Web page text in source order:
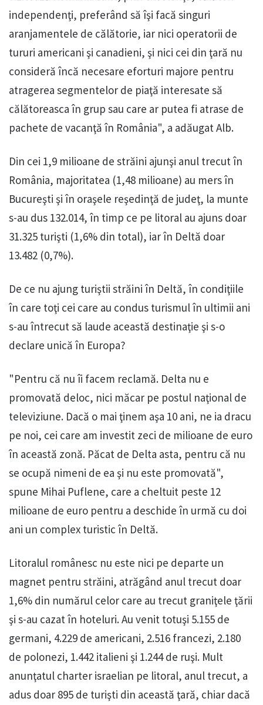
independenţi, preferând să îşi facă singuri
aranjamentele de călătorie, iar nici operatorii de
tururi americani şi canadieni, şi nici cei din ţară nu
consideră încă necesare eforturi majore pentru
atragerea segmentelor de piaţă interesate să
călătoreasca în grup sau care ar putea fi atrase de
pachete de vacanţă în România", a adăugat Alb.
Din cei 1,9 milioane de străini ajunşi anul trecut în
România, majoritatea (1,48 milioane) au mers în
Bucureşti şi în oraşele reşedinţă de judeţ, la munte
s-au dus 132.014, în timp ce pe litoral au ajuns doar
31.325 turişti (1,6% din total), iar în Deltă doar
13.482 (0,7%).
De ce nu ajung turiştii străini în Deltă, în condiţiile
în care toţi cei care au condus turismul în ultimii ani
s-au întrecut să laude această destinaţie şi s-o
declare unică în Europa?
"Pentru că nu îi facem reclamă. Delta nu e
promovată deloc, nici măcar pe postul naţional de
televiziune. Dacă o mai ţinem aşa 10 ani, ne ia dracu
pe noi, cei care am investit zeci de milioane de euro
în această zonă. Păcat de Delta asta, pentru că nu
se ocupă nimeni de ea şi nu este promovată",
spune Mihai Puflene, care a cheltuit peste 12
milioane de euro pentru a deschide în urmă cu doi
ani un complex turistic în Deltă.
Litoralul românesc nu este nici pe departe un
magnet pentru străini, atrăgând anul trecut doar
1,6% din numărul celor care au trecut graniţele ţării
şi s-au cazat în hoteluri. Au venit totuşi 5.155 de
germani, 4.229 de americani, 2.516 francezi, 2.180
de polonezi, 1.442 italieni şi 1.244 de ruşi. Mult
anunţatul charter israelian pe litoral, anul trecut, a
adus doar 895 de turişti din această ţară, chiar dacă